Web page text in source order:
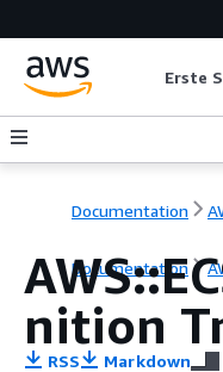
Erste
Documentation
Documentation
nition
RSS Markdown